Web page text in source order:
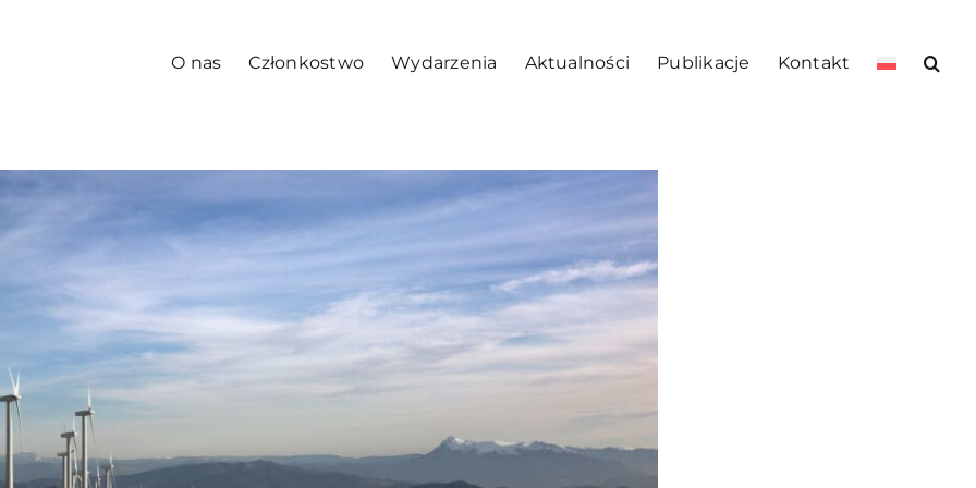
O nas Członkostwo Wydarzenia Aktualności Publikacje Kontakt